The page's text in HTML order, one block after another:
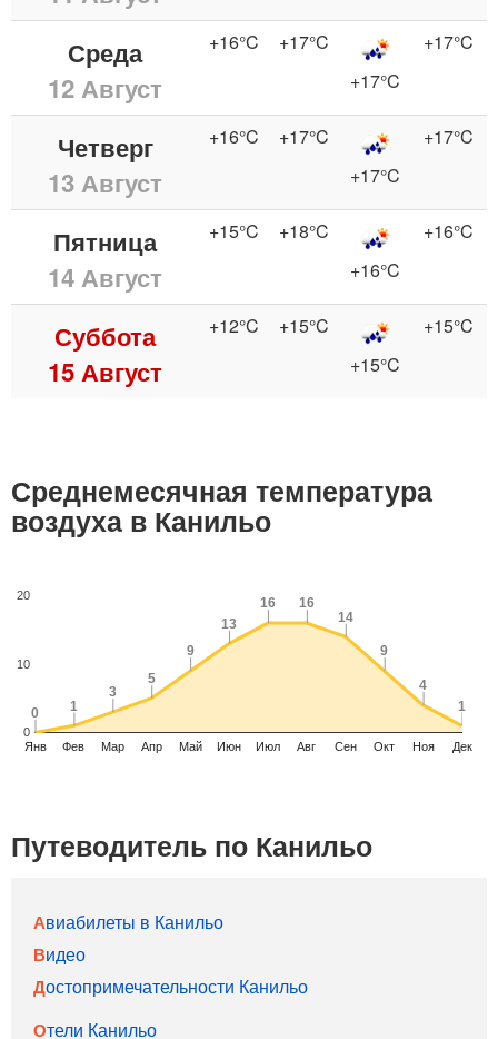
Среда
12 Август
+16°C
+17°C
+17°C
+17°C
Четверг
13 Август
+16°C
+17°C
+17°C
+17°C
Пятница
14 Август
+15°C
+18°C
+16°C
+16°C
Суббота
15 Август
+12°C
+15°C
+15°C
+15°C
Среднемесячная температура
воздуха в Канильо
Янв Фев Мар Апр Май Июн Июл Авг Сен Окт Ноя Дек
0
10
20
0
0 1
1
3
3
5
5
9
9
13
13
16
16 16
16
14
14
9
9
4
4
1
1
Путеводитель по Канильо
Авиабилеты в Канильо
Видео
Достопримечательности Канильо
Отели Канильо